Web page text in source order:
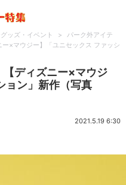
ッズ・イベント >
パーク外アイテ
×マウジー】「ユニセックス ファッシ
【ディズニー×マウジ
ョン」新作（写真
2021.5.19 6:30